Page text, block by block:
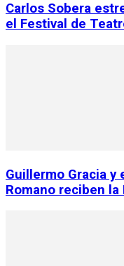
Carlos Sobera
el Festival de
Guillermo Gracia y
Romano reciben